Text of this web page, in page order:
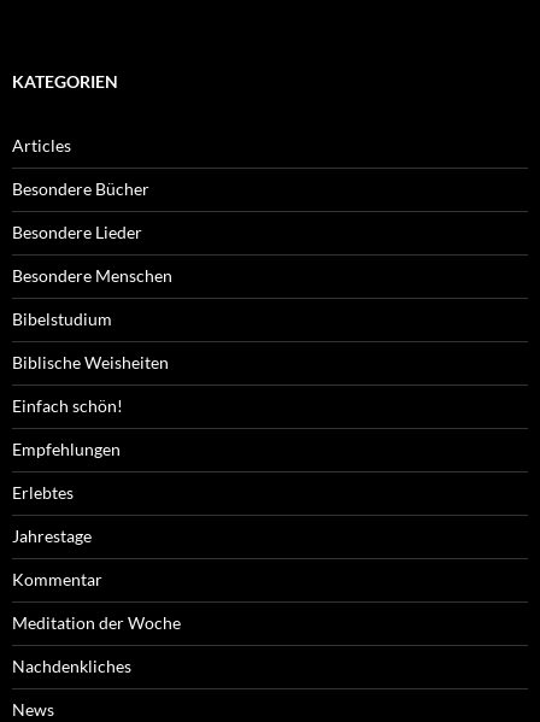
KATEGORIEN
Articles
Besondere Bücher
Besondere Lieder
Besondere Menschen
Bibelstudium
Biblische Weisheiten
Einfach schön!
Empfehlungen
Erlebtes
Jahrestage
Kommentar
Meditation der Woche
Nachdenkliches
News